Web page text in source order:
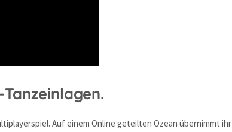
Auf einem Online geteilten Ozean übernimmt ihr